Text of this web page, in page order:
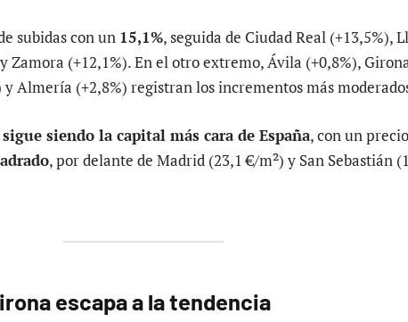
subidas con un 15,1%, seguida de Ciudad Real (+13,5%),
Zamora (+12,1%). En el otro extremo, Ávila (+0,8%),
y Almería (+2,8%) registran los incrementos más
siendo la capital más cara de España, con un
, por delante de Madrid (23,1 €/m²) y San Sebastián
escapa a la tendencia